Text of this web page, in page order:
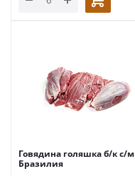
Говядина голяшка б/к с/м
Бразилия